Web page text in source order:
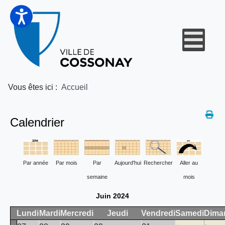
Vous êtes ici : Accueil
Calendrier
Par année Par mois Par
semaine
Aujourd'hui Rechercher Aller au
mois
Juin 2024
Lundi Mardi Mercredi Jeudi VendrediSamedi